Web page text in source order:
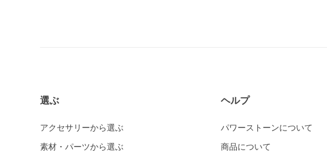
選ぶ
アクセサリーから選ぶ
素材・パーツから選ぶ
ヘルプ
パワーストーンについて
商品について